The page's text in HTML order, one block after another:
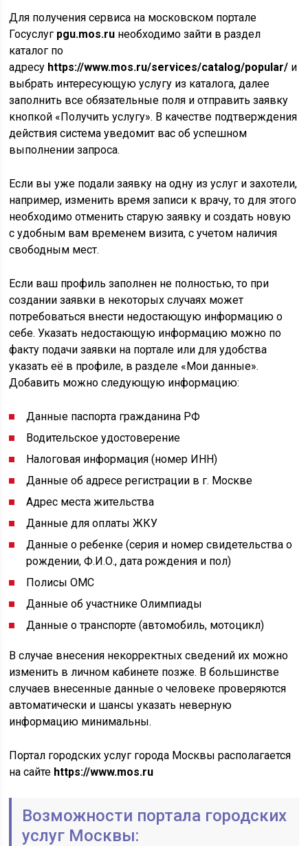
Для получения сервиса на московском портале
Госуслуг pgu.mos.ru необходимо зайти в раздел
каталог по
адресу https://www.mos.ru/services/catalog/popular/ и
выбрать интересующую услугу из каталога, далее
заполнить все обязательные поля и отправить заявку
кнопкой «Получить услугу». В качестве подтверждения
действия система уведомит вас об успешном
выполнении запроса.
Если вы уже подали заявку на одну из услуг и захотели,
например, изменить время записи к врачу, то для этого
необходимо отменить старую заявку и создать новую
с удобным вам временем визита, с учетом наличия
свободным мест.
Если ваш профиль заполнен не полностью, то при
создании заявки в некоторых случаях может
потребоваться внести недостающую информацию о
себе. Указать недостающую информацию можно по
факту подачи заявки на портале или для удобства
указать её в профиле, в разделе «Мои данные».
Добавить можно следующую информацию:
Данные паспорта гражданина РФ
Водительское удостоверение
Налоговая информация (номер ИНН)
Данные об адресе регистрации в г. Москве
Адрес места жительства
Данные для оплаты ЖКУ
Данные о ребенке (серия и номер свидетельства о
рождении, Ф.И.О., дата рождения и пол)
Полисы ОМС
Данные об участнике Олимпиады
Данные о транспорте (автомобиль, мотоцикл)
В случае внесения некорректных сведений их можно
изменить в личном кабинете позже. В большинстве
случаев внесенные данные о человеке проверяются
автоматически и шансы указать неверную
информацию минимальны.
Портал городских услуг города Москвы располагается
на сайте https://www.mos.ru
Возможности портала городских
услуг Москвы: